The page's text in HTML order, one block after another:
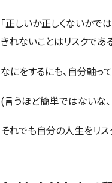
「正しいか正しくないかで
きれないことはリスクである
なにをするにも、自分軸っ
(言うほど簡単ではないな
それでも自分の人生をリス